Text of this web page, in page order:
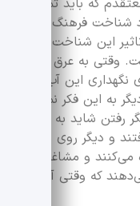
شناخت فرهنگ و هنر
این شناخت به
وقتی به عرق ملی و
این آب و
به این فکر نمی‌کنیم
رفتن شاید به ظاهر
و دیگر روی برگشتن
می‌کنند و مشاغل
که وقتی آدم